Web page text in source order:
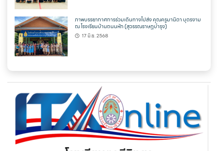
ภาพบรรยากาศการร่วมเดินทางไปส่ง คุณครูมานิตา บุตรงาม
ณ โรงเรียนบ้านถนนหัก (สุวรรณราษฎบำรุง)
17 มิ.ย. 2568